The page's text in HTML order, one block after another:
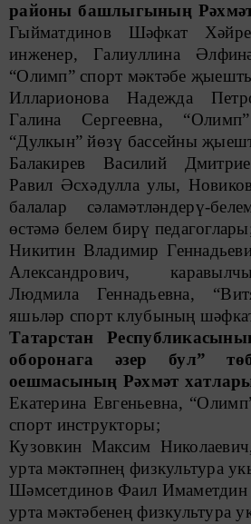
районы башлыгының
Гыйматдинов Шәфкат
инженер, Галиуллина
“Олимп” спорт мәктәбе
Илларионова Надежда
Галина Сергеевна,
“Дулкын” йөзү бассейны
Балакирев Василий
Равил Әсхәдулла улы,
балалар сәламәтләндерү-
өстәмә белем бирү
Никитин Владимир
Александрович,
Людмила Геннадьевна,
яшьләр спорт клубының
Татарстан
оборонага әзер бул”
оешмасының Рәхмәт
Екатерина Евгеньевна,
спорт инструкторы;
Кузовкин Максим
урта мәктәпнең физкультура
Шәмсетдинов Фаил
урта мәктәбенең физкультура